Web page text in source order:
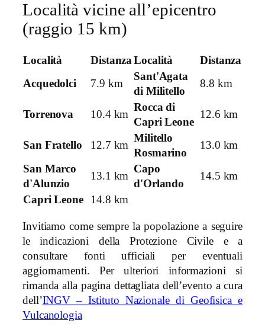
Località vicine all’epicentro
(raggio 15 km)
Località DistanzaLocalità
Distanza
Acquedolci
7.9 km
Sant'Agata
di Militello
8.8 km
Torrenova 10.4 km
Rocca di
Capri Leone
12.6 km
San Fratello 12.7 km
Militello
Rosmarino
13.0 km
San Marco
d'Alunzio
13.1 km
Capo
d'Orlando
14.5 km
Capri Leone
14.8 km
Invitiamo come sempre la popolazione a seguire
le indicazioni della Protezione Civile e a
consultare fonti ufficiali per eventuali
aggiornamenti. Per ulteriori informazioni si
rimanda alla pagina dettagliata dell’evento a cura
dell’INGV – Istituto Nazionale di Geofisica e
Vulcanologia